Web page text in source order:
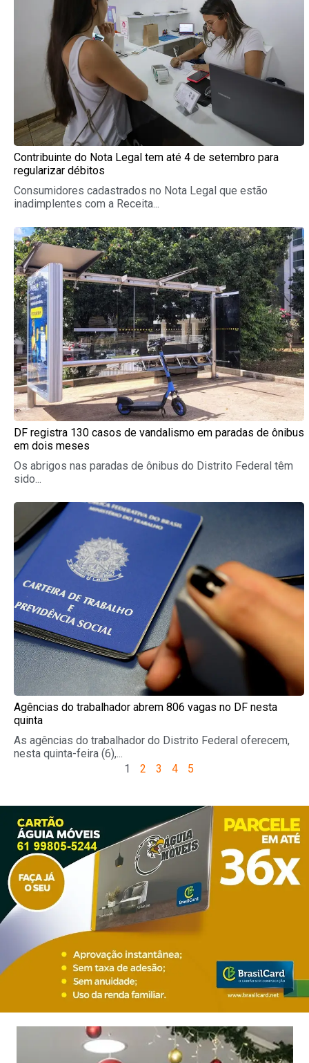
Contribuinte do Nota Legal tem até 4 de setembro para
regularizar débitos
Consumidores cadastrados no Nota Legal que estão
inadimplentes com a Receita...
DF registra 130 casos de vandalismo em paradas de ônibus
em dois meses
Os abrigos nas paradas de ônibus do Distrito Federal têm
sido...
Agências do trabalhador abrem 806 vagas no DF nesta
quinta
As agências do trabalhador do Distrito Federal oferecem,
nesta quinta-feira (6),...
1
2 3 4 5